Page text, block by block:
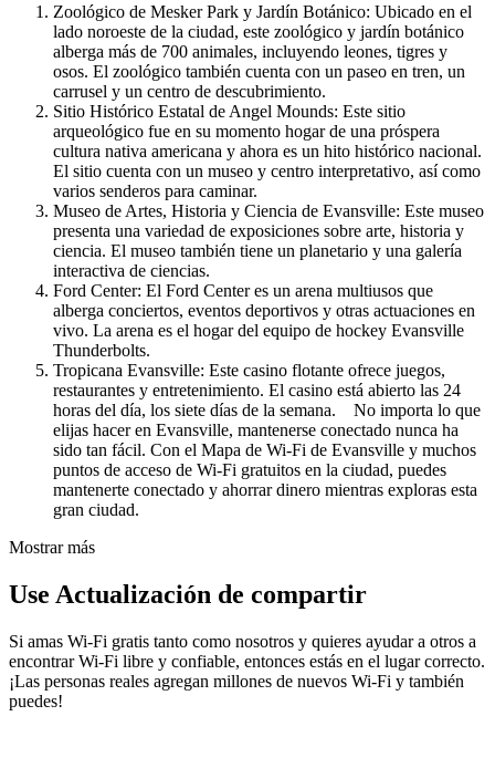
Zoológico de Mesker Park y Jardín Botánico: Ubicado en el
lado noroeste de la ciudad, este zoológico y jardín botánico
alberga más de 700 animales, incluyendo leones, tigres y
osos. El zoológico también cuenta con un paseo en tren, un
carrusel y un centro de descubrimiento.
Sitio Histórico Estatal de Angel Mounds: Este sitio
arqueológico fue en su momento hogar de una próspera
cultura nativa americana y ahora es un hito histórico nacional.
El sitio cuenta con un museo y centro interpretativo, así como
varios senderos para caminar.
Museo de Artes, Historia y Ciencia de Evansville: Este museo
presenta una variedad de exposiciones sobre arte, historia y
ciencia. El museo también tiene un planetario y una galería
interactiva de ciencias.
Ford Center: El Ford Center es un arena multiusos que
alberga conciertos, eventos deportivos y otras actuaciones en
vivo. La arena es el hogar del equipo de hockey Evansville
Thunderbolts.
Tropicana Evansville: Este casino flotante ofrece juegos,
restaurantes y entretenimiento. El casino está abierto las 24
horas del día, los siete días de la semana. No importa lo que
elijas hacer en Evansville, mantenerse conectado nunca ha
sido tan fácil. Con el Mapa de Wi-Fi de Evansville y muchos
puntos de acceso de Wi-Fi gratuitos en la ciudad, puedes
mantenerte conectado y ahorrar dinero mientras exploras esta
gran ciudad.
Mostrar más
Use Actualización de compartir
Si amas Wi-Fi gratis tanto como nosotros y quieres ayudar a otros a
encontrar Wi-Fi libre y confiable, entonces estás en el lugar correcto.
¡Las personas reales agregan millones de nuevos Wi-Fi y también
puedes!